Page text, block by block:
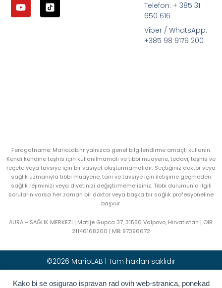
Kako bi se osigurao ispravan rad ovih web-stranica, ponekad
Telefon: + 385 31
650 616
Viber / WhatsApp:
+385 98 9179 200
Feragatname: MarioLab.hr yalnızca genel bilgilendirme amaçlı kullanın.
Kendi kendine teşhis için kullanılmamalı ve tıbbi muayene, tedavi, teşhis ve
reçete veya tavsiye için bir vasiyet oluşturmamalıdır. Seçtiğiniz doktor veya
sağlık uzmanıyla tıbbi muayene, tanı ve tavsiye için iletişime geçmeden
sağlık rejiminizi veya diyetinizi değiştirmemelisiniz. Tıbbi durumunla ilgili
soruların varsa her zaman bir doktor veya başka bir sağlık profesyoneline
başvur.
AURA – SAĞLIK MERKEZI | Matije Gupca 37, 31550 Valpovo, Hırvatistan | OIB:
21146168200 | MB: 97396672
©2026 MarioLAB | Tüm hakları saklıdır
Hrvatski(Hırvatça) English(İngilizce)